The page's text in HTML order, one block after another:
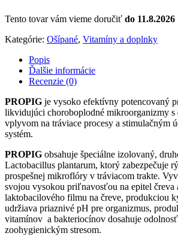
Tento tovar vám vieme doručiť do 11.8.2026
Kategórie: Ošípané, Vitamíny a doplnky
Popis
Ďalšie informácie
Recenzie (0)
PROPIG je vysoko efektívny potencovaný
likvidujúci choroboplodné mikroorganizmy s
vplyvom na tráviace procesy a stimulačným
systém.
PROPIG obsahuje špeciálne izolovaný,
Lactobacillus plantarum, ktorý zabezpečuje
prospešnej mikroflóry v tráviacom trakte.
svojou vysokou priľnavosťou na epitel čreva
laktobacilového filmu na čreve, produkciou
udržiava priaznivé pH pre organizmus,
vitamínov a bakteriocínov dosahuje
zoohygienickým stresom.